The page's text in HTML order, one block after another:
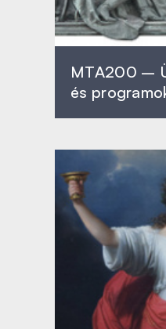
MTA200 –
és